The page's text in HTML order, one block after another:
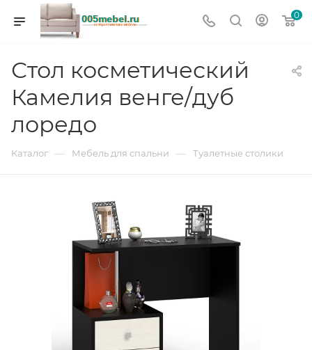
0
Стол косметический
Камелия венге/дуб
лоредо
Каталог — Мебель для спальни — Туалетные столики